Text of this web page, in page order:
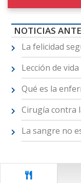
NOTICIAS
La felicidad
Lección de vida
Qué es la
Cirugía contra
La sangre no